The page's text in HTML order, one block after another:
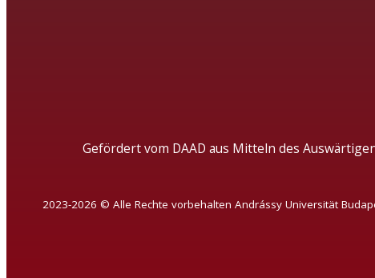
Gefördert vom DAAD aus Mitteln des
2023-2026 © Alle Rechte vorbehalten Andrássy Universität